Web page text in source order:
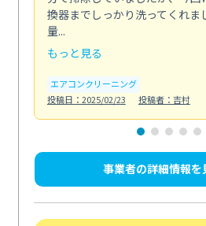
換器までしっかり洗ってくれま
量...
もっと見る
エアコンクリーニング
投稿日：2025/02/23
投稿者：吉村
事業者の詳細情報を